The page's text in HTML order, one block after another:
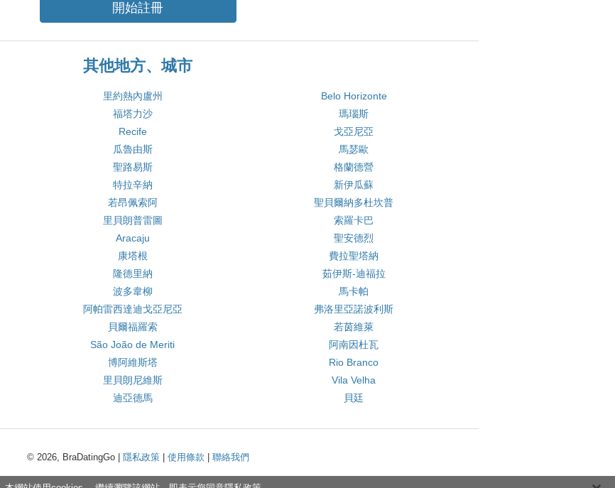
開始註冊
其他地方、城市
里約熱內盧州
Belo Horizonte
福塔力沙
瑪瑙斯
Recife
戈亞尼亞
瓜魯由斯
馬瑟歐
聖路易斯
格蘭德營
特拉辛納
新伊瓜蘇
若昂佩索阿
聖貝爾納多杜坎普
里貝朗普雷圖
索羅卡巴
Aracaju
聖安德烈
康塔根
費拉聖塔納
隆德里納
茹伊斯-迪福拉
波多韋柳
馬卡帕
阿帕雷西達迪戈亞尼亞
弗洛里亞諾波利斯
貝爾福羅索
若茵維萊
São João de Meriti
阿南因杜瓦
博阿維斯塔
Rio Branco
里貝朗尼維斯
Vila Velha
迪亞德馬 貝廷
© 2026, BraDatingGo | 隱私政策| 使用條款 聯絡我們